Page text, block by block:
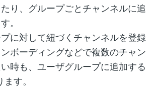
り、グループごとチャンネルに追
。
に対して紐づくチャンネルを登録
ボーディングなどで複数のチャン
時も、ユーザグループに追加する
す。